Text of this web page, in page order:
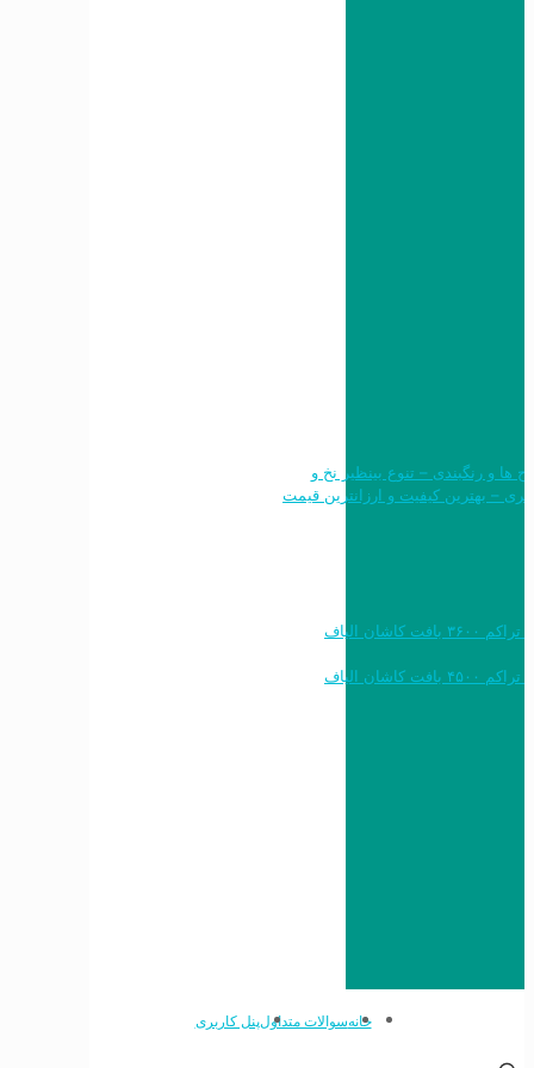
طرح ها و رنگبندی – تنوع بینظیر نخ و
خرید به قیمت فرش ماشینی ۱۲۰۰ شانه تراکم ۳۶۰۰ بافت کاشان الیاف
خرید به قیمت فرش ماشینی ۱۵۰۰ شانه تراکم ۴۵۰۰ بافت کاشان الیاف
خانهسوالات متداولپنل کاربری